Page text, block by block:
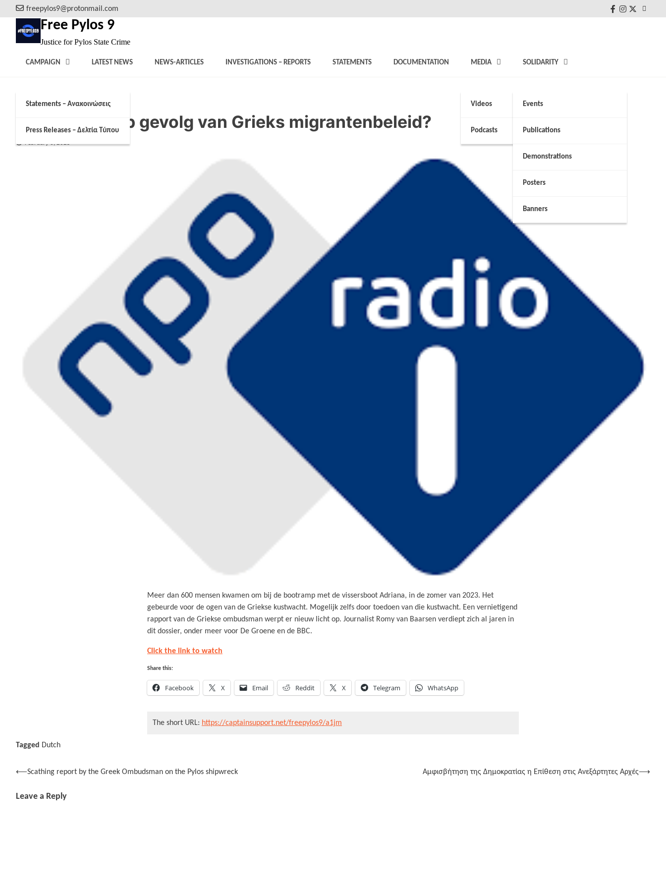
to
content
freepylos9@protonmail.com
FB Instagram
Twitter
Free Pylos 9
Justice for Pylos State Crime
CAMPAIGN
Statements – Ανακοινώσεις
Press Releases – Δελτία Τύπου
LATEST NEWS NEWS-ARTICLES INVESTIGATIONS – REPORTS STATEMENTS DOCUMENTATION MEDIA
Videos
Podcasts
SOLIDARITY
Events
Publications
Demonstrations
Posters
Banners
Was bootramp gevolg van Grieks migrantenbeleid?
February 6, 2025
Meer dan 600 mensen kwamen om bij de bootramp met de vissersboot Adriana, in de zomer van 2023. Het
gebeurde voor de ogen van de Griekse kustwacht. Mogelijk zelfs door toedoen van die kustwacht. Een vernietigend
rapport van de Griekse ombudsman werpt er nieuw licht op. Journalist Romy van Baarsen verdiept zich al jaren in
dit dossier, onder meer voor De Groene en de BBC.
Click the link to watch
Share this:
Facebook X Email Reddit X Telegram WhatsApp
The short URL: https://captainsupport.net/freepylos9/a1jm
Tagged Dutch
Post
⟵Scathing report by the Greek Ombudsman on the Pylos shipwreck Αμφισβήτηση της Δημοκρατίας η Επίθεση στις Ανεξάρτητες Αρχές⟶
Leave a Reply